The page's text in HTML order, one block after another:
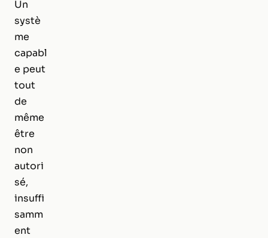
Un
systè
me
capabl
e peut
tout
de
même
être
non
autori
sé,
insuffi
samm
ent